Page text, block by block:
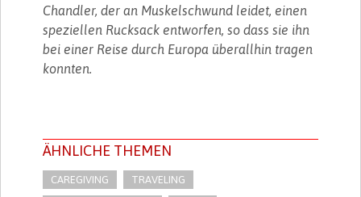
Chandler, der an Muskelschwund leidet, einen
speziellen Rucksack entworfen, so dass sie ihn
bei einer Reise durch Europa überallhin tragen
konnten.
ÄHNLICHE THEMEN
CAREGIVING TRAVELING